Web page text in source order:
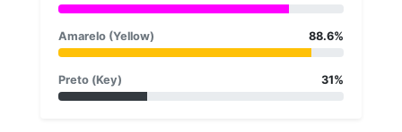
Amarelo (Yellow) 88.6%
Preto (Key) 31%